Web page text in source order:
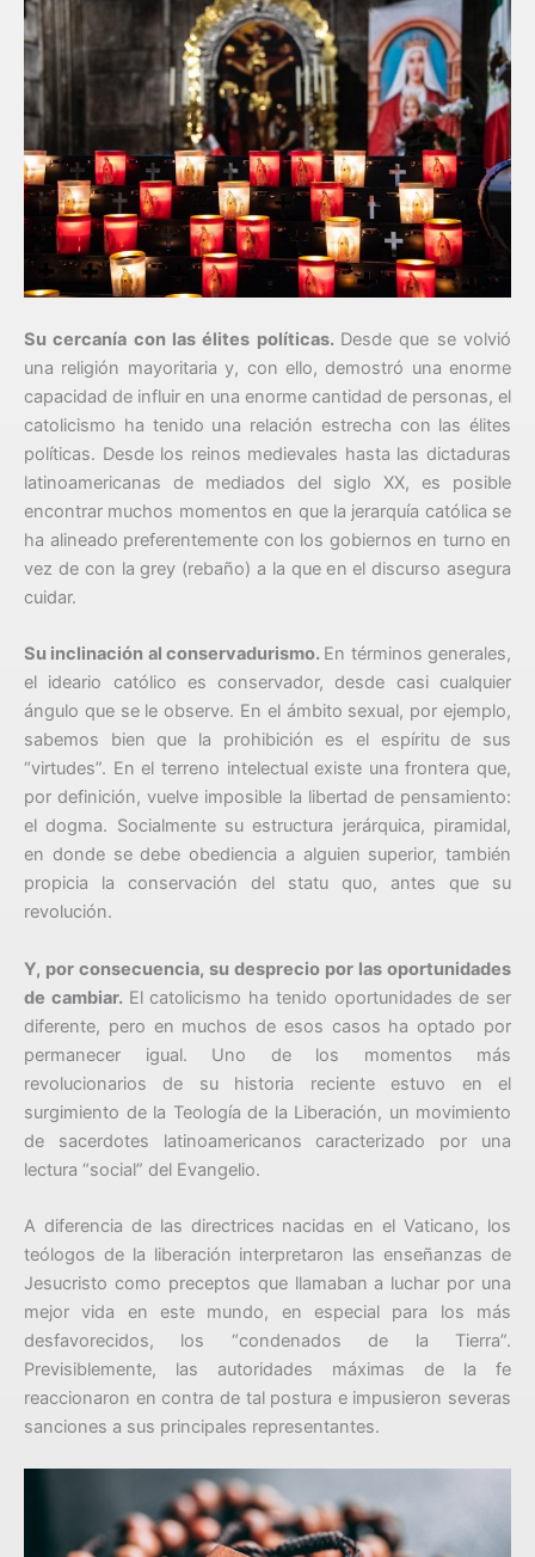
Su cercanía con las élites políticas. Desde que se volvió
una religión mayoritaria y, con ello, demostró una enorme
capacidad de influir en una enorme cantidad de personas, el
catolicismo ha tenido una relación estrecha con las élites
políticas. Desde los reinos medievales hasta las dictaduras
latinoamericanas de mediados del siglo XX, es posible
encontrar muchos momentos en que la jerarquía católica se
ha alineado preferentemente con los gobiernos en turno en
vez de con la grey (rebaño) a la que en el discurso asegura
cuidar.
Su inclinación al conservadurismo. En términos generales,
el ideario católico es conservador, desde casi cualquier
ángulo que se le observe. En el ámbito sexual, por ejemplo,
sabemos bien que la prohibición es el espíritu de sus
“virtudes”. En el terreno intelectual existe una frontera que,
por definición, vuelve imposible la libertad de pensamiento:
el dogma. Socialmente su estructura jerárquica, piramidal,
en donde se debe obediencia a alguien superior, también
propicia la conservación del statu quo, antes que su
revolución.
Y, por consecuencia, su desprecio por las oportunidades
de cambiar. El catolicismo ha tenido oportunidades de ser
diferente, pero en muchos de esos casos ha optado por
permanecer igual. Uno de los momentos más
revolucionarios de su historia reciente estuvo en el
surgimiento de la Teología de la Liberación, un movimiento
de sacerdotes latinoamericanos caracterizado por una
lectura “social” del Evangelio.
A diferencia de las directrices nacidas en el Vaticano, los
teólogos de la liberación interpretaron las enseñanzas de
Jesucristo como preceptos que llamaban a luchar por una
mejor vida en este mundo, en especial para los más
desfavorecidos, los “condenados de la Tierra”.
Previsiblemente, las autoridades máximas de la fe
reaccionaron en contra de tal postura e impusieron severas
sanciones a sus principales representantes.